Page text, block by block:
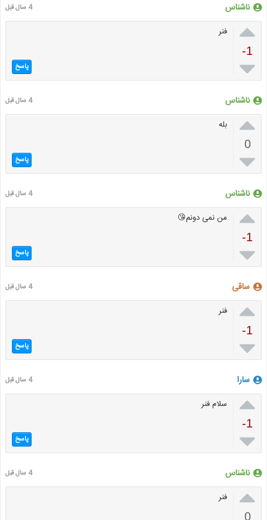
ناشناس 4 سال قبل

-1

فنر
پاسخ
ناشناس 4 سال قبل

0

بله
پاسخ
ناشناس 4 سال قبل

-1

من نمی دونم😘
پاسخ
ساقی 4 سال قبل

-1

فنر
پاسخ
سارا 4 سال قبل

-1

سلام فنر
پاسخ
ناشناس 4 سال قبل

0
فنر